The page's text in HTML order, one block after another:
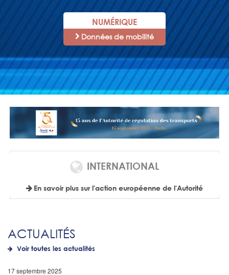
NUMÉRIQUE
Données de mobilité
INTERNATIONAL
En savoir plus sur l'action européenne de l'Autorité
ACTUALITÉS
Voir toutes les actualités
17 septembre 2025